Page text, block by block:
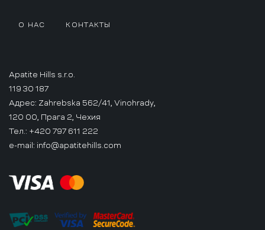
О НАС КОНТАКТЫ
Apatite Hills s.r.o.
119 30 187
Адрес: Zahrebska 562/41, Vinohrady,
120 00, Прага 2, Чехия
Тел.: +420 797 611 222
e-mail: info@apatitehills.com